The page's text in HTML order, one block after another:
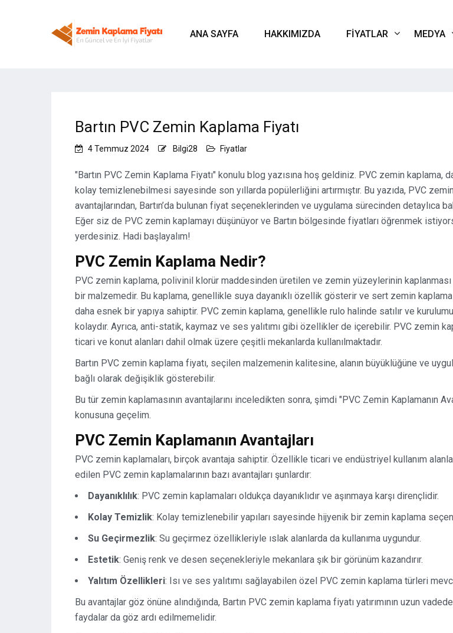
ANA SAYFA HAKKIMIZDA FIYATLAR MEDYA
Bartın PVC Zemin Kaplama Fiyatı
4 Temmuz 2024 Bilgi28 Fiyatlar
"Bartın PVC Zemin Kaplama Fiyatı" konulu blog yazısına hoş geldiniz. PVC zemin kaplama,
kolay temizlenebilmesi sayesinde son yıllarda popülerliğini artırmıştır. Bu yazıda, PVC
avantajlarından, Bartın’da bulunan fiyat seçeneklerinden ve uygulama sürecinden detaylıca
Eğer siz de PVC zemin kaplamayı düşünüyor ve Bartın bölgesinde fiyatları öğrenmek
yerdesiniz. Hadi başlayalım!
PVC Zemin Kaplama Nedir?
PVC zemin kaplama, polivinil klorür maddesinden üretilen ve zemin yüzeylerinin kaplanması
bir malzemedir. Bu kaplama, genellikle suya dayanıklı özellik gösterir ve sert zemin
daha esnek bir yapıya sahiptir. PVC zemin kaplama, genellikle rulo halinde satılır ve
kolaydır. Ayrıca, anti-statik, kaymaz ve ses yalıtımı gibi özellikler de içerebilir. PVC zemin
ticari ve konut alanları dahil olmak üzere çeşitli mekanlarda kullanılmaktadır.
Bartın PVC zemin kaplama fiyatı, seçilen malzemenin kalitesine, alanın büyüklüğüne ve
bağlı olarak değişiklik gösterebilir.
Bu tür zemin kaplamasının avantajlarını inceledikten sonra, şimdi "PVC Zemin Kaplamanın
konusuna geçelim.
PVC Zemin Kaplamanın Avantajları
PVC zemin kaplamaları, birçok avantaja sahiptir. Özellikle ticari ve endüstriyel kullanım
edilen PVC zemin kaplamalarının bazı avantajları şunlardır:
Dayanıklılık: PVC zemin kaplamaları oldukça dayanıklıdır ve aşınmaya karşı dirençlidir.
Kolay Temizlik: Kolay temizlenebilir yapıları sayesinde hijyenik bir zemin kaplama
Su Geçirmezlik: Su geçirmez özellikleriyle ıslak alanlarda da kullanıma uygundur.
Estetik: Geniş renk ve desen seçenekleriyle mekanlara şık bir görünüm kazandırır.
Yalıtım Özellikleri: Isı ve ses yalıtımı sağlayabilen özel PVC zemin kaplama türleri
Bu avantajlar göz önüne alındığında, Bartın PVC zemin kaplama fiyatı yatırımının uzun
faydalar da göz ardı edilmemelidir.
Zemin Kaplama Fiyatları Kur oranlarına göre değişmektedir. Güncel